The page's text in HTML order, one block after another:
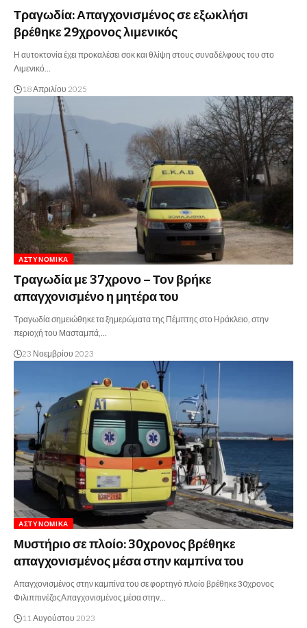
Τραγωδία: Απαγχονισμένος σε εξωκλήσι
βρέθηκε 29χρονος λιμενικός
Η αυτοκτονία έχει προκαλέσει σοκ και θλίψη στους συναδέλφους του στο
Λιμενικό…
18 Απριλίου 2025
ΑΣΤΥΝΟΜΙΚΆ
Τραγωδία με 37χρονο – Τον βρήκε
απαγχονισμένο η μητέρα του
Τραγωδία σημειώθηκε τα ξημερώματα της Πέμπτης στο Ηράκλειο, στην
περιοχή του Μασταμπά,…
23 Νοεμβρίου 2023
ΑΣΤΥΝΟΜΙΚΆ
Μυστήριο σε πλοίο: 30χρονος βρέθηκε
απαγχονισμένος μέσα στην καμπίνα του
Απαγχονισμένος στην καμπίνα του σε φορτηγό πλοίο βρέθηκε 30χρονος
ΦιλιππινέζοςΑπαγχονισμένος μέσα στην…
11 Αυγούστου 2023